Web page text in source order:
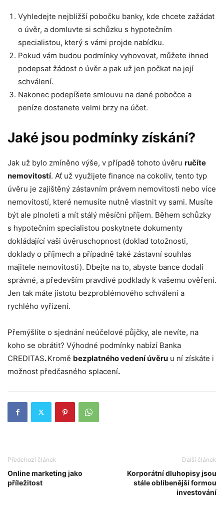
Vyhledejte nejbližší pobočku banky, kde chcete zažádat
o úvěr, a domluvte si schůzku s hypotečním
specialistou, který s vámi projde nabídku.
Pokud vám budou podmínky vyhovovat, můžete ihned
podepsat žádost o úvěr a pak už jen počkat na její
schválení.
Nakonec podepíšete smlouvu na dané pobočce a
peníze dostanete velmi brzy na účet.
Jaké jsou podmínky získání?
Jak už bylo zmíněno výše, v případě tohoto úvěru ručíte
nemovitostí. Ať už využijete finance na cokoliv, tento typ
úvěru je zajištěný zástavním právem nemovitosti nebo více
nemovitostí, které nemusíte nutně vlastnit vy sami. Musíte
být ale plnoletí a mít stálý měsíční příjem. Během schůzky
s hypotečním specialistou poskytnete dokumenty
dokládající vaši úvěruschopnost (doklad totožnosti,
doklady o příjmech a případně také zástavní souhlas
majitele nemovitosti). Dbejte na to, abyste bance dodali
správné, a především pravdivé podklady k vašemu ověření.
Jen tak máte jistotu bezproblémového schválení a
rychlého vyřízení.
Přemýšlíte o sjednání neúčelové půjčky, ale nevíte, na
koho se obrátit? Výhodné podmínky nabízí Banka
CREDITAS.Kromě bezplatného vedení úvěru u ní získáte i
možnost předčasného splacení.
Předchozí článek
Online marketing jako
příležitost
Další článek
Korporátní dluhopisy jsou
stále oblíbenější formou
investování